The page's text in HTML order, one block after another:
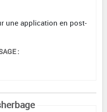
une application en post-
: